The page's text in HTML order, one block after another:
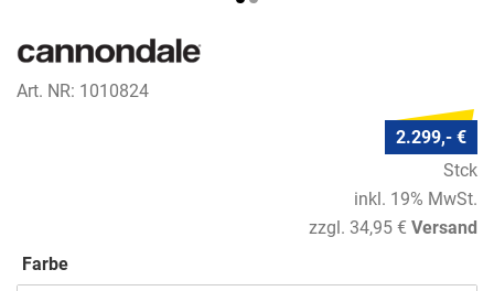
Art. NR: 1010824
2.299,- €
Stck
inkl. 19% MwSt.
zzgl. 34,95 € Versand
Farbe